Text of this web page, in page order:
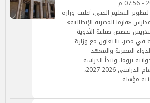
التعليم الفني، أعلنت وزارة
«فارما المصرية الإيطالية»
لتدريس تخصص صناعة الأدوية
في مصر، بالتعاون مع وزارة
المصرية والمعهد
بروما. وتبدأ الدراسة
بالمدارس الجديدة مع العام الدراسي 2026-2027،
مؤهلة